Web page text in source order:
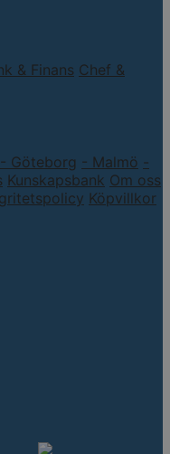
& Finans Chef &
- Göteborg - Malmö -
Kunskapsbank Om oss
Köpvillkor